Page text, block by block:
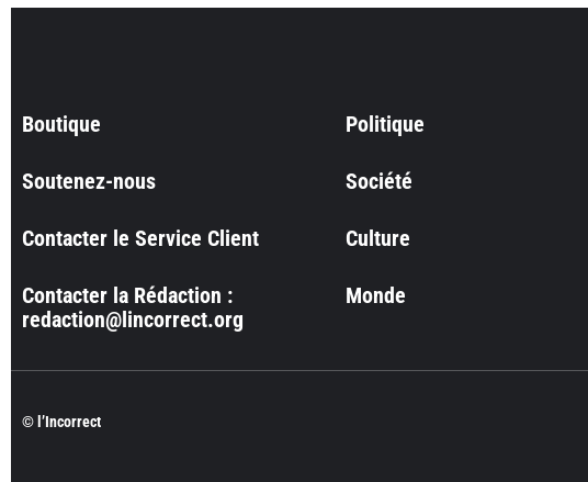
Boutique
Soutenez-nous
Contacter le Service Client
Contacter la Rédaction :
redaction@lincorrect.org
Politique
Société
Culture
Monde
© l’Incorrect